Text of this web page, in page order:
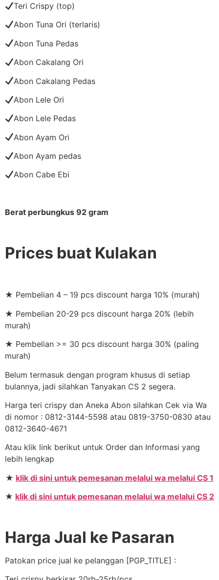
Teri Crispy (top)
Abon Tuna Ori (terlaris)
Abon Tuna Pedas
Abon Cakalang Ori
Abon Cakalang Pedas
Abon Lele Ori
Abon Lele Pedas
Abon Ayam Ori
Abon Ayam pedas
Abon Cabe Ebi
Berat perbungkus 92 gram
Prices buat Kulakan
★ Pembelian 4 – 19 pcs discount harga 10% (murah)
★ Pembelian 20-29 pcs discount harga 20% (lebih
murah)
★ Pembelian >= 30 pcs discount harga 30% (paling
murah)
Belum termasuk dengan program khusus di setiap
bulannya, jadi silahkan Tanyakan CS 2 segera.
Harga teri crispy dan Aneka Abon silahkan Cek via Wa
di nomor : 0812-3144-5598 atau 0819-3750-0830 atau
0812-3640-4671
Atau klik link berikut untuk Order dan Informasi yang
lebih lengkap
★ klik di sini untuk pemesanan melalui wa melalui CS 1
★ klik di sini untuk pemesanan melalui wa melalui CS 2
Harga Jual ke Pasaran
Patokan price jual ke pelanggan [PGP_TITLE] :